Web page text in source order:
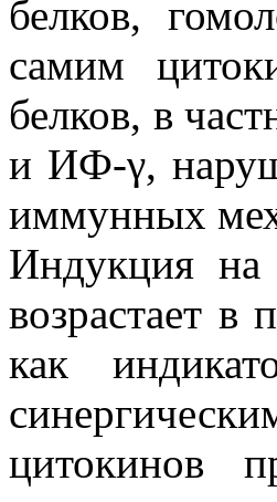
белков,
самим
белков, в
и ИФ-γ,
иммунных
Индукция на
возрастает в
как
цитокинов